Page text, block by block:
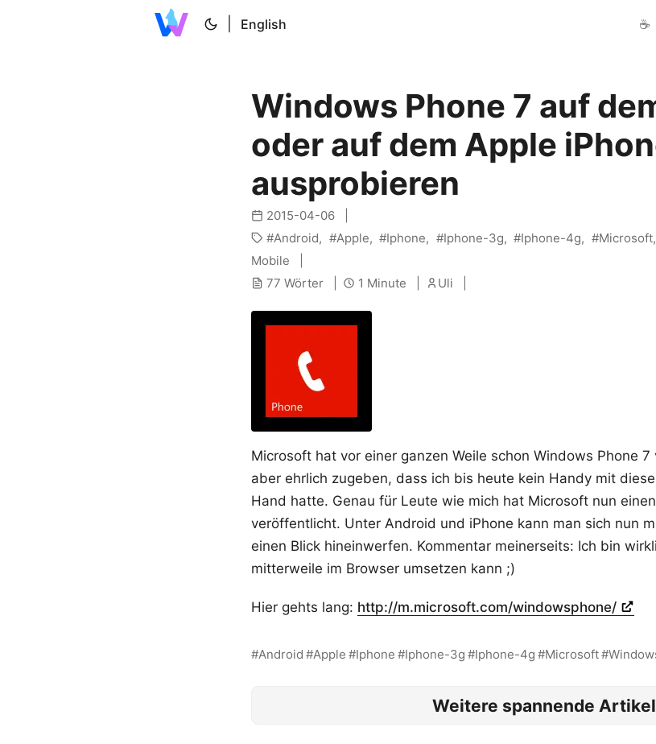
English ☕
Windows Phone 7 auf
oder auf dem Apple
ausprobieren
2015-04-06
Android
Apple Iphone Iphone-3g Iphone-4g Microsoft
Mobile
77 Wörter
1 Minute Uli
Microsoft hat vor einer ganzen Weile schon Windows Phone
aber ehrlich zugeben, dass ich bis heute kein Handy mit
Hand hatte. Genau für Leute wie mich hat Microsoft nun
veröffentlicht. Unter Android und iPhone kann man sich nun
einen Blick hineinwerfen. Kommentar meinerseits: Ich bin
mitterweile im Browser umsetzen kann ;)
Hier gehts lang: http://m.microsoft.com/windowsphone/
Android Apple Iphone Iphone-3g Iphone-4g Microsoft
Weitere spannende Artikel